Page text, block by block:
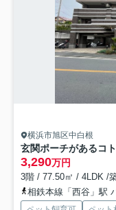
横浜市旭区中白根
3,290万円
3階 / 77.50㎡ / 4LDK /
相鉄本線「西谷」駅